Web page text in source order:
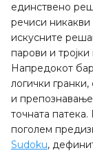
единствено
речиси
искусните
парови и
Напредокот
логички
и
точната
поголем
Sudoku,